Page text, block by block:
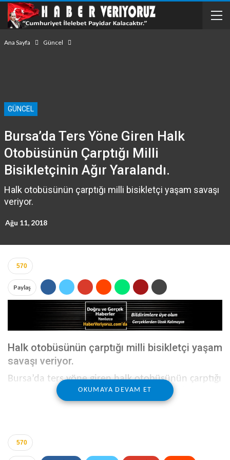
Ana Sayfa Güncel
GÜNCEL
Bursa’da Ters Yöne Giren Halk
Otobüsünün Çarptığı Milli
Bisikletçinin Ağır Yaralandı.
Halk otobüsünün çarptığı milli bisikletçi yaşam savaşı
veriyor.
Ağu 11, 2018
570
Paylaş
Halk otobüsünün çarptığı milli bisikletçi yaşam
savaşı veriyor.
Bursa’da ters yöne giren halk otobüsünün çarptığı
milli bisikletçinin ağır yaralandı. Halk otobüsüne
sert bir şekilde çarparak komaya giren 22
Kaza, merkez Nilüfer ilçesi Gümüştepe
OKUMAYA DEVAM ET
570